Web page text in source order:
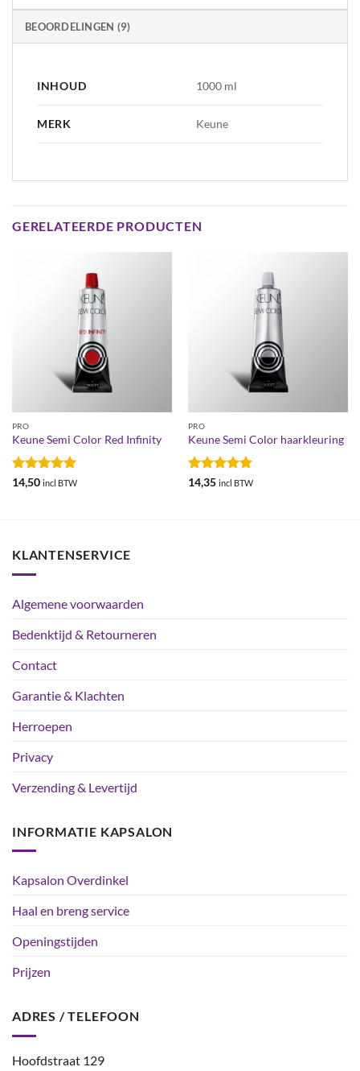
BEOORDELINGEN (9)
INHOUD 1000 ml
MERK Keune
GERELATEERDE PRODUCTEN
PRO
Keune Semi Color Red Infinity
Gewaardeerd
14,50 incl BTW
PRO
Keune Semi Color haarkleuring
Gewaardeerd
14,35 incl BTW
KLANTENSERVICE
Algemene voorwaarden
Bedenktijd & Retourneren
Contact
Garantie & Klachten
Herroepen
Privacy
Verzending & Levertijd
INFORMATIE KAPSALON
Kapsalon Overdinkel
Haal en breng service
Openingstijden
Prijzen
ADRES / TELEFOON
Hoofdstraat 129